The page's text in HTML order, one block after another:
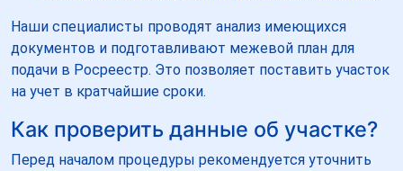
Наши специалисты проводят анализ имеющихся
документов и подготавливают межевой план для
подачи в Росреестр. Это позволяет поставить участок
на учет в кратчайшие сроки.
Как проверить данные об участке?
Перед началом процедуры рекомендуется уточнить